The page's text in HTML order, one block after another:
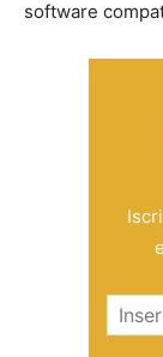
software